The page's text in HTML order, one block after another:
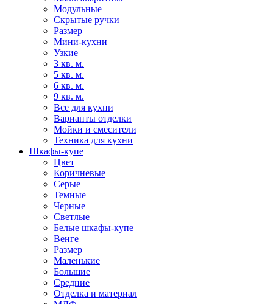
Модульные
Скрытые ручки
Размер
Мини-кухни
Узкие
3 кв. м.
5 кв. м.
6 кв. м.
9 кв. м.
Все для кухни
Варианты отделки
Мойки и смесители
Техника для кухни
Шкафы-купе
Цвет
Коричневые
Серые
Темные
Черные
Светлые
Белые шкафы-купе
Венге
Размер
Маленькие
Большие
Средние
Отделка и материал